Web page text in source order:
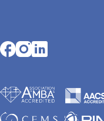
Opens in a new tab
Opens in a new tab
Opens in a new tab